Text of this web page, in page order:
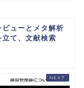
ューとメタ解析
て、文献検索